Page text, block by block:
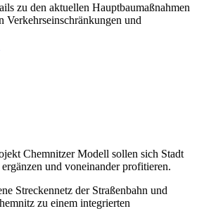
zu den aktuellen Hauptbaumaßnahmen
Verkehrseinschränkungen und
Chemnitzer Modell sollen sich Stadt
und voneinander profitieren.
Streckennetz der Straßenbahn und
zu einem integrierten